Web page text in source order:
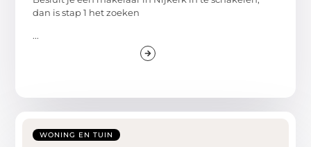
dan is stap 1 het zoeken
...
WONING EN TUIN